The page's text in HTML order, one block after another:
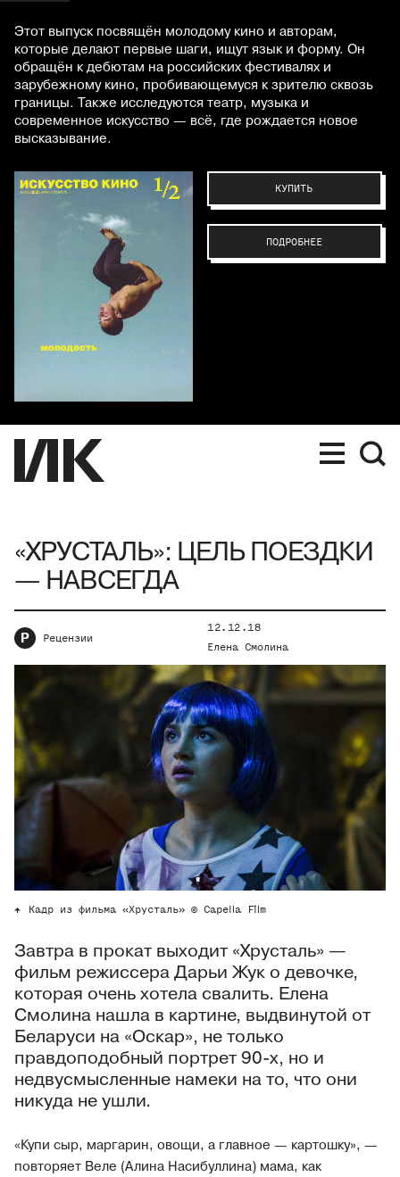
Этот выпуск посвящён молодому кино и авторам,
которые делают первые шаги, ищут язык и форму. Он
обращён к дебютам на российских фестивалях и
зарубежному кино, пробивающемуся к зрителю сквозь
границы. Также исследуются театр, музыка и
современное искусство — всё, где рождается новое
высказывание.
КУПИТЬ
ПОДРОБНЕЕ
«ХРУСТАЛЬ»: ЦЕЛЬ ПОЕЗДКИ
— НАВСЕГДА
Р Рецензии
12.12.18
Елена Смолина
Кадр из фильма «Хрусталь» © Capella Film
Завтра в прокат выходит «Хрусталь» —
фильм режиссера Дарьи Жук о девочке,
которая очень хотела свалить. Елена
Смолина нашла в картине, выдвинутой от
Беларуси на «Оскар», не только
правдоподобный портрет 90-х, но и
недвусмысленные намеки на то, что они
никуда не ушли.
«Купи сыр, маргарин, овощи, а главное — картошку», —
повторяет Веле (Алина Насибуллина) мама, как